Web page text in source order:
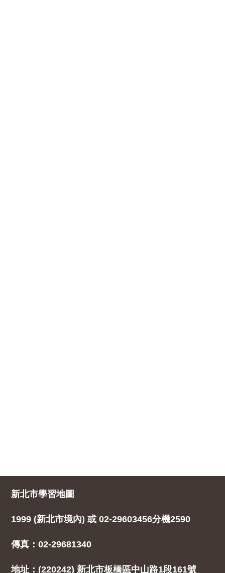
新北市學習地圖
1999 (新北市境內) 或 02-29603456分機2590
傳真：02-29681340
地址：(220242) 新北市板橋區中山路1段161號